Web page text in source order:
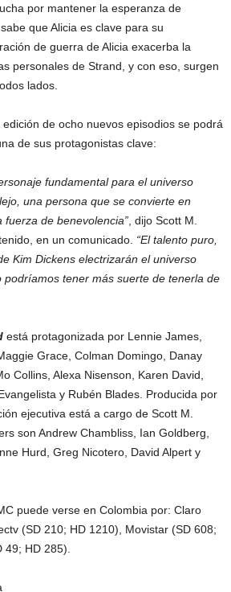
por mantener la esperanza de
que Alicia es clave para su
de guerra de Alicia exacerba la
personales de Strand, y con eso, surgen
lados.
de ocho nuevos episodios se podrá
de sus protagonistas clave:
fundamental para el universo
una persona que se convierte en
de benevolencia” , dijo Scott M.
en un comunicado. “El talento puro,
Kim Dickens electrizarán el universo
podríamos tener más suerte de tenerla de
está protagonizada por Lennie James,
Grace, Colman Domingo, Danay
Collins, Alexa Nisenson, Karen David,
y Rubén Blades. Producida por
ejecutiva está a cargo de Scott M.
son Andrew Chambliss, Ian Goldberg,
Hurd, Greg Nicotero, David Alpert y
puede verse en Colombia por: Claro
(SD 210; HD 1210), Movistar (SD 608;
49; HD 285).